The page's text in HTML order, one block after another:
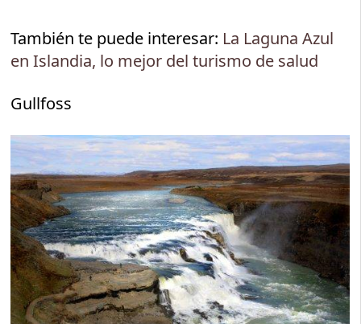
También te puede interesar: La Laguna Azul
en Islandia, lo mejor del turismo de salud
Gullfoss